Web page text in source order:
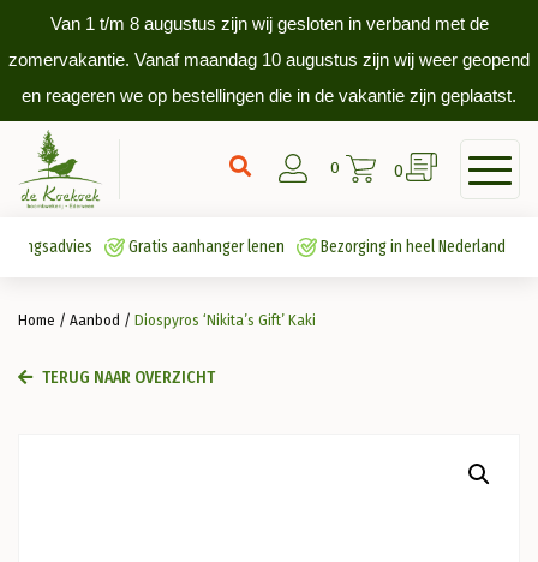
Van 1 t/m 8 augustus zijn wij gesloten in verband met de
zomervakantie. Vanaf maandag 10 augustus zijn wij weer geopend
en reageren we op bestellingen die in de vakantie zijn geplaatst.
0
0
Gratis aanhanger lenen Bezorging in heel Nederland
Home / Aanbod / Diospyros ‘Nikita’s Gift’ Kaki
TERUG NAAR OVERZICHT